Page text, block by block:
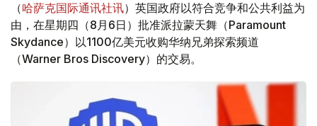
（哈萨克国际通讯社讯）英国政府以符合竞争和公共利益为
由，在星期四（8月6日）批准派拉蒙天舞（Paramount
Skydance）以1100亿美元收购华纳兄弟探索频道
（Warner Bros Discovery）的交易。